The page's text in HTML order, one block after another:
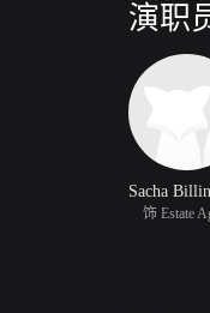
演职
饰 Estate